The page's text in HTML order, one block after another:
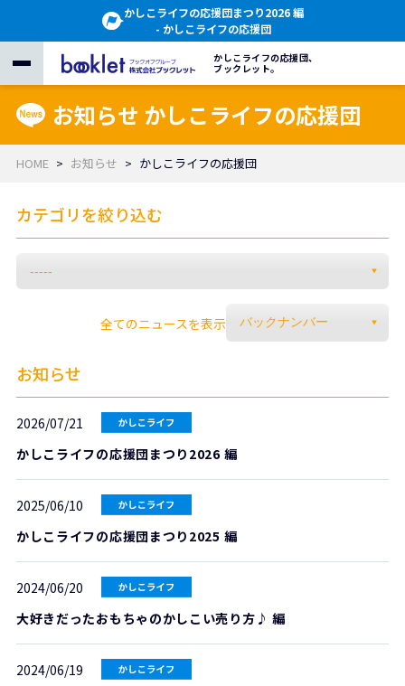
かしこライフの応援団まつり2026 編
- かしこライフの応援団
かしこライフの応援団、
ブックレット。
お知らせ かしこライフの応援団
HOME お知らせ かしこライフの応援団
カテゴリを絞り込む
全てのニュースを表示
お知らせ
2026/07/21
かしこライフの応援団まつり2026 編
2025/06/10
かしこライフの応援団まつり2025 編
2024/06/20
大好きだったおもちゃのかしこい売り方♪ 編
2024/06/19